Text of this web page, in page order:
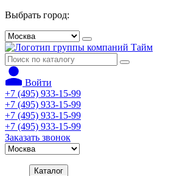
Выбрать город:
Войти
+7 (495) 933-15-99
+7 (495) 933-15-99
+7 (495) 933-15-99
+7 (495) 933-15-99
Заказать звонок
Каталог